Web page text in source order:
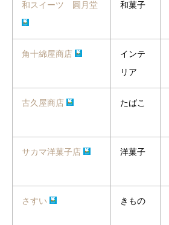
和スイーツ 圓月堂 和菓子
角十綿屋商店
インテ
リア
古久屋商店 たばこ
サカマ洋菓子店 洋菓子
さすい きもの